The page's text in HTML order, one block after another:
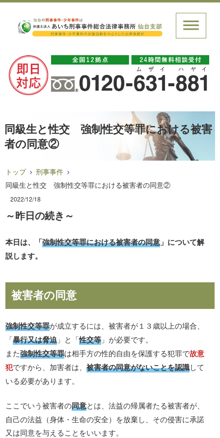
同級生と性交 強制性交等罪における被害
者の同意②
トップ
刑事事件
同級生と性交 強制性交等罪における被害者の同意②
2022/12/18
～昨日の続き～
本日は、「強制性交等罪における被害者の同意 」について解
説します。
被害者の同意
強制性交等罪が成立するには、被害者が１３歳以上の場合、
「暴行又は脅迫 」と「性交等 」が必要です。
また強制性交等罪は相手方の性的自由を保護する犯罪で故意
犯ですから、加害者は、被害者の同意がないことを認識して
いる必要があります。
ここでいう被害者の同意とは、法益の帰属者たる被害者が、
自己の法益（身体・生命の安全）を放棄し、その侵害に承諾
又は同意を与えることをいいます。